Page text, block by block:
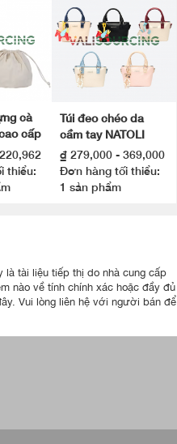
cà
cấp
thiểu:
Túi đeo chéo da
cầm tay NATOLI
₫ 279,000 - 369,000
Đơn hàng tối thiểu:
1 sản phẩm
là tài liệu tiếp thị do nhà cung cấp
nào về tính chính xác hoặc đầy đủ
Vui lòng liên hệ với người bán để